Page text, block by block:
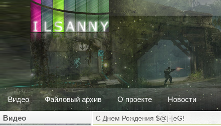
Видео Файловый архив О проекте Новости
Видео С Днем Рождения $@]-[eG!